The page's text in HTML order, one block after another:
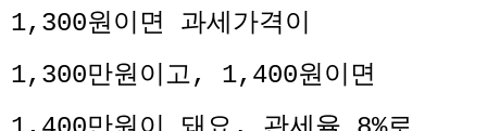
1,300원이면 과세가격이
1,300만원이고, 1,400원이면